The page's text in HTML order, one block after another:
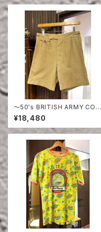
〜50's BRITISH ARMY COT
TON SHORTS
¥18,480